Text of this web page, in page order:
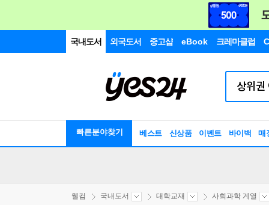
국내도서 외국도서 중고샵 eBook 크레마클럽
빠른분야찾기 베스트 신상품 이벤트 바이백 매
웰컴 국내도서 대학교재 사회과학 계열